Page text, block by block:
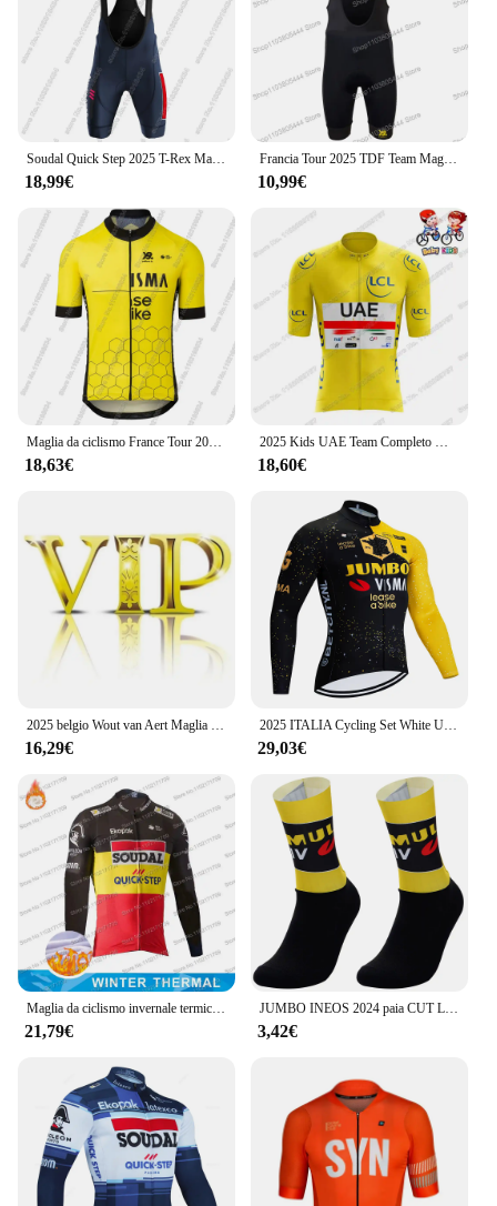
Soudal Quick Step 2025 T-Rex Maglia da ciclismo Abbigliamento manica corta Francia Spagna Tour Campione mondiale Camicia da bici da strada Top da bicicletta
18,99€
Francia Tour 2025 TDF Team Maglia da ciclismo Set Abbigliamento estivo Uomo Bici da strada Camicie Top Suit Pantaloncini con bretelle da bicicletta Uniformi MTB Ropa
10,99€
Maglia da ciclismo France Tour 2025 Set Estate Belgio TDF Abbigliamento Camicie da strada Tuta Pantaloncini con bretelle da bicicletta MTB Maillot
18,63€
2025 Kids UAE Team Completo Maglia da ciclismo ragazzi ragazze Rosa Italia francia TDF abbigliamento da ciclismo bianco giallo Tadej Pogacar bambini Road Bike Shirt
18,60€
2025 belgio Wout van Aert Maglia da Ciclismo Francia Tour Renaissance Abbigliamento da ciclismo Jonas Vingegaard Completo da uomo per camicie da bici da strada Salopette da bicicletta
16,29€
2025 ITALIA Cycling Set White UAE Cycling Jersey Bike Jacket Pants Set uomo Thermal Fleece Ropa Ciclismo abbigliamento invernale per bicicletta
29,03€
Maglia da ciclismo invernale termica Soudal Quick Step Team 2024 Set da donna a maniche lunghe da uomo Abbigliamento da bicicletta belga Blu Nero Ropa
21,79€
JUMBO INEOS 2024 paia CUT LASER VISMA TEAM ONE calzini da ciclismo antiscivolo Bike Bicycle Racing MITI traspirante uomo e donna
3,42€